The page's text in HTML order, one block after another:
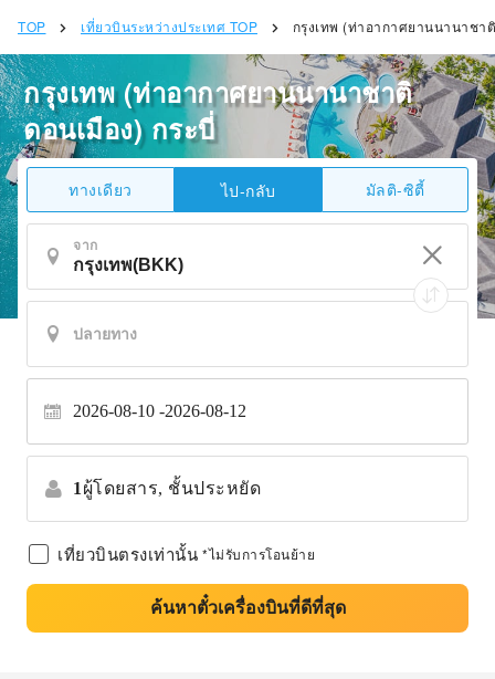
TOP เที่ยวบินระหว่างประเทศ TOP กรุงเทพ (ท่าอากาศยานนานาชา
กรุงเทพ (ท่าอากาศยานนานาชาติ
ดอนเมือง) กระบี่
ทางเดียว ไป-กลับ มัลติ-ซิตี้
จาก
2026-08-10 2026-08-12
1 ผู้โดยสาร, ชั้นประหยัด
เที่ยวบินตรงเท่านั้น *ไม่รับการโอนย้าย
ค้นหาตั๋วเครื่องบินที่ดีที่สุด